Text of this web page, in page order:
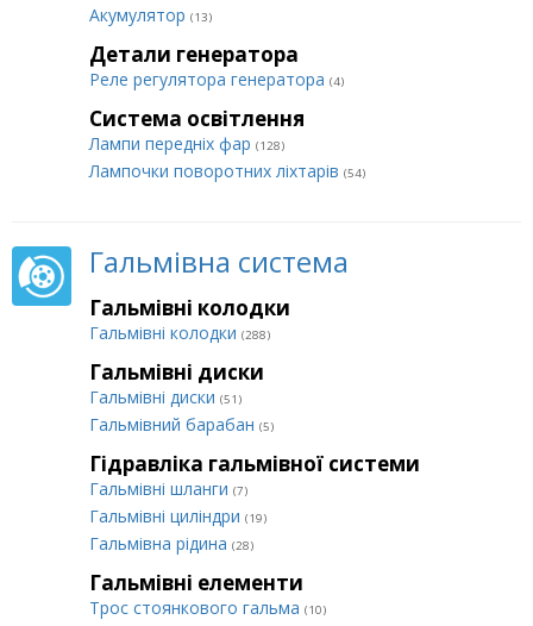
Акумулятор (13)
Детали генератора
Реле регулятора генератора (4)
Система освітлення
Лампи передніх фар (128)
Лампочки поворотних ліхтарів (54)
Гальмівна система
Гальмівні колодки
Гальмівні колодки (288)
Гальмівні диски
Гальмівні диски (51)
Гальмівний барабан (5)
Гідравліка гальмівної системи
Гальмівні шланги (7)
Гальмівні циліндри (19)
Гальмівна рідина (28)
Гальмівні елементи
Трос стоянкового гальма (10)